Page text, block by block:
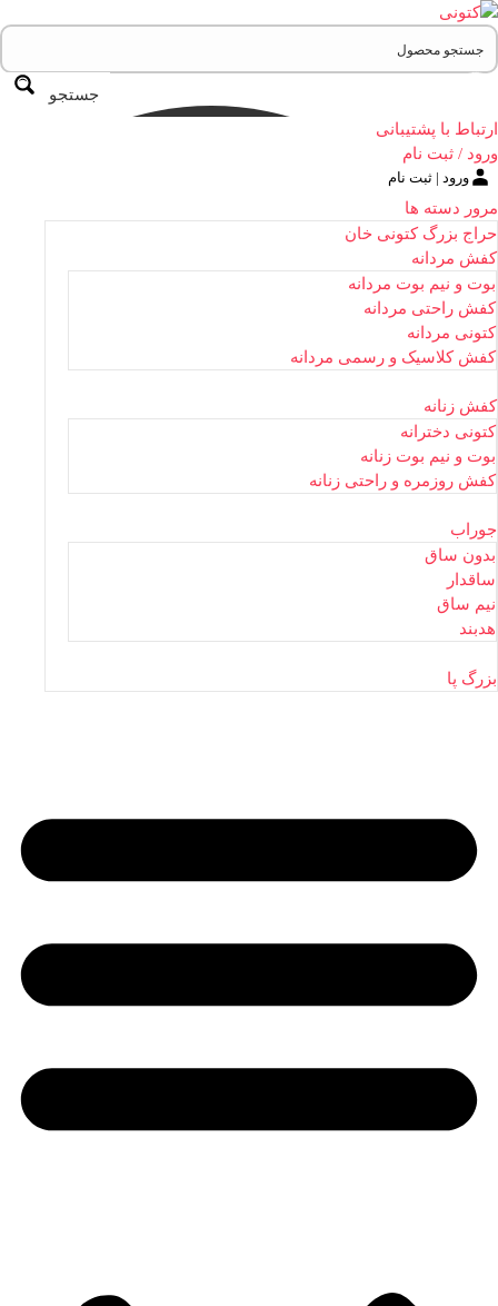
جستجو
ارتباط با پشتیبانی
ورود / ثبت نام
ورود | ثبت نام
مرور دسته ها
حراج بزرگ کتونی خان
کفش مردانه
بوت و نیم بوت مردانه
کفش راحتی مردانه
کتونی مردانه
کفش کلاسیک و رسمی مردانه
کفش زنانه
کتونی دخترانه
بوت و نیم بوت زنانه
کفش روزمره و راحتی زنانه
جوراب
بدون ساق
ساقدار
نیم ساق
هدبند
بزرگ پا